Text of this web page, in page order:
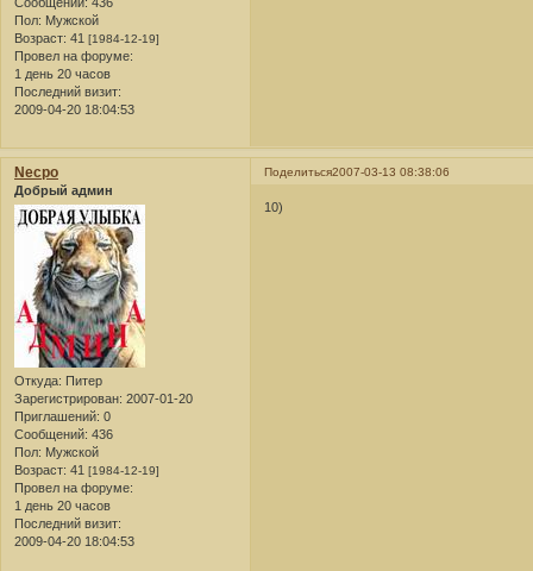
Пол: Мужской
Возраст: 41 [1984-12-19]
Провел на форуме:
1 день 20 часов
Последний визит:
2009-04-20 18:04:53
Поделиться2007-03-13 08:38:06
Necpo
Добрый админ
Откуда: Питер
Зарегистрирован: 2007-01-20
Приглашений: 0
Сообщений: 436
Пол: Мужской
Возраст: 41 [1984-12-19]
Провел на форуме:
1 день 20 часов
Последний визит:
2009-04-20 18:04:53
10)